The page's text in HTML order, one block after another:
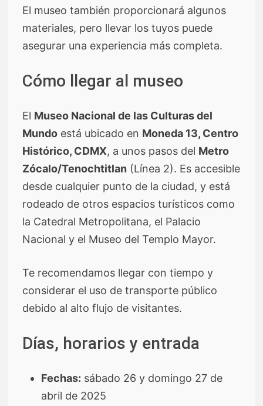
El museo también proporcionará algunos
materiales, pero llevar los tuyos puede
asegurar una experiencia más completa.
Cómo llegar al museo
El Museo Nacional de las Culturas del
Mundo está ubicado en Moneda 13, Centro
Histórico, CDMX, a unos pasos del Metro
Zócalo/Tenochtitlan (Línea 2). Es accesible
desde cualquier punto de la ciudad, y está
rodeado de otros espacios turísticos como
la Catedral Metropolitana, el Palacio
Nacional y el Museo del Templo Mayor.
Te recomendamos llegar con tiempo y
considerar el uso de transporte público
debido al alto flujo de visitantes.
Días, horarios y entrada
Fechas: sábado 26 y domingo 27 de
abril de 2025